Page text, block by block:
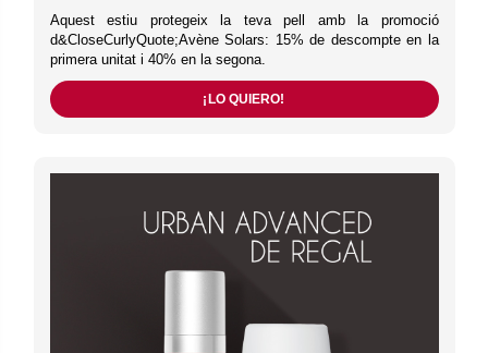
Aquest estiu protegeix la teva pell amb la promoció
d&CloseCurlyQuote;Avène Solars: 15% de descompte en la
primera unitat i 40% en la segona.
¡LO QUIERO!